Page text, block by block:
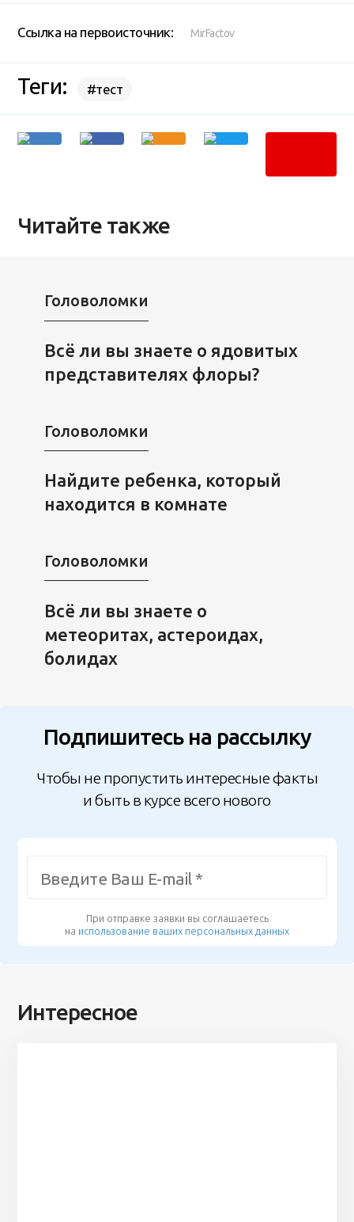
Ссылка на первоисточник: MirFactov
Теги: #тест
Читайте также
Головоломки
Всё ли вы знаете о ядовитых
представителях флоры?
Головоломки
Найдите ребенка, который
находится в комнате
Головоломки
Всё ли вы знаете о
метеоритах, астероидах,
болидах
Подпишитесь на рассылку
Чтобы не пропустить интересные факты
и быть в курсе всего нового
При отправке заявки вы соглашаетесь
на использование ваших персональных данных
Интересное